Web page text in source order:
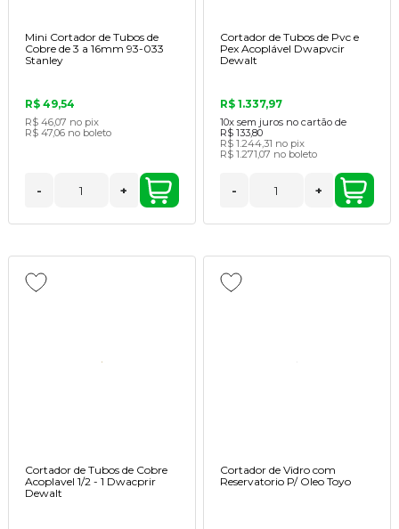
Mini Cortador de Tubos de
Cobre de 3 a 16mm 93-033
Stanley
R$ 49,54
R$ 46,07 no pix
R$ 47,06 no boleto
- +
Cortador de Tubos de Pvc e
Pex Acoplável Dwapvcir
Dewalt
R$ 1.337,97
10x sem juros no cartão de
R$ 133,80
R$ 1.244,31 no pix
R$ 1.271,07 no boleto
- +
Cortador de Tubos de Cobre
Acoplavel 1/2 - 1 Dwacprir
Dewalt
Cortador de Vidro com
Reservatorio P/ Oleo Toyo